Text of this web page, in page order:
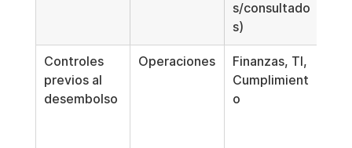
s/consultado
s)
Controles
previos al
desembolso
Operaciones
Finanzas, TI,
Cumplimient
o